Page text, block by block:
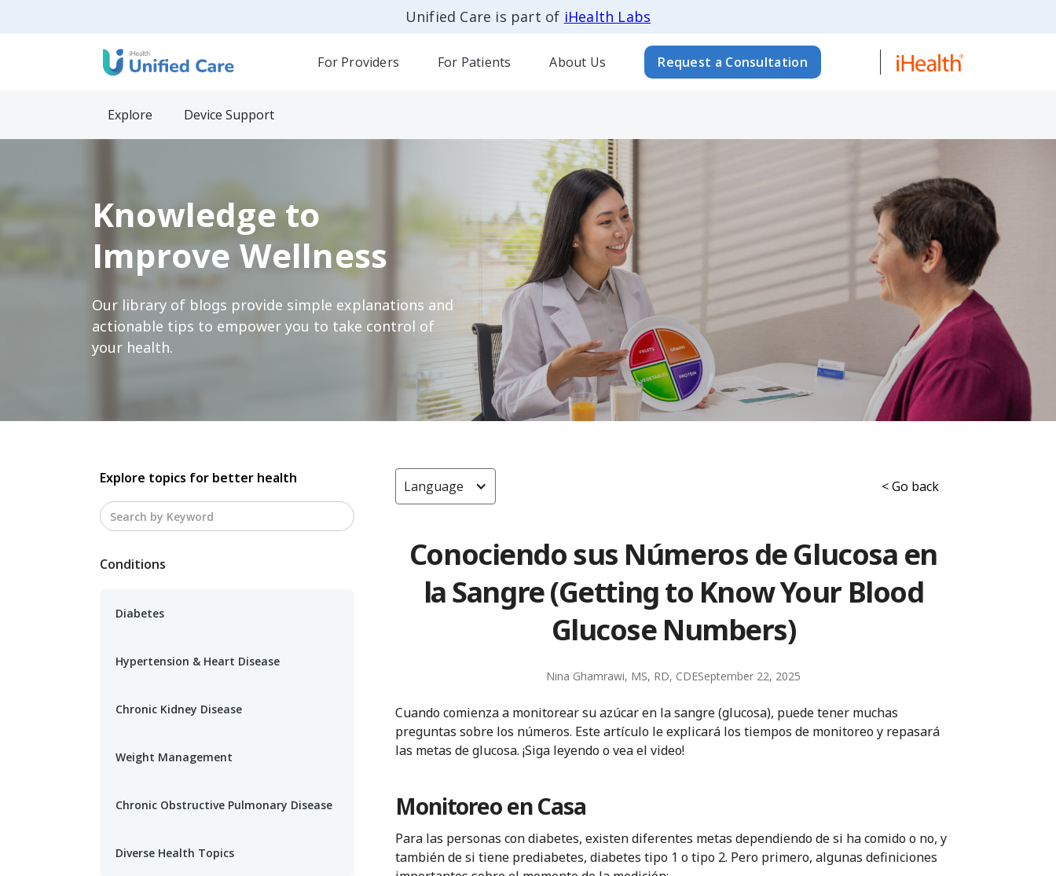
Unified Care is part of iHealth Labs
For Providers For Patients About Us Request a Consultation
Explore Device Support
Knowledge to
Improve Wellness
Our library of blogs provide simple explanations and
actionable tips to empower you to take control of
your health.
Explore topics for better health
Conditions
Diabetes
Hypertension & Heart Disease
Chronic Kidney Disease
Weight Management
Chronic Obstructive Pulmonary Disease
Diverse Health Topics
Language < Go back
Conociendo sus Números de Glucosa en
la Sangre (Getting to Know Your Blood
Glucose Numbers)
Nina Ghamrawi, MS, RD, CDESeptember 22, 2025
Cuando comienza a monitorear su azúcar en la sangre (glucosa), puede tener muchas
preguntas sobre los números. Este artículo le explicará los tiempos de monitoreo y repasará
las metas de glucosa. ¡Siga leyendo o vea el video!
Monitoreo en Casa
Para las personas con diabetes, existen diferentes metas dependiendo de si ha comido o no, y
también de si tiene prediabetes, diabetes tipo 1 o tipo 2. Pero primero, algunas definiciones